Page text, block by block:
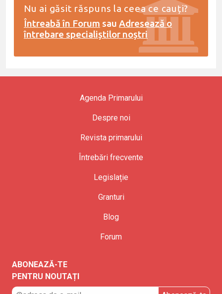
Nu ai găsit răspuns la ceea ce cauți?
Întreabă în Forum sau Adresează o
întrebare specialiștilor noștri
Agenda Primarului
Despre noi
Revista primarului
Întrebări frecvente
Legislație
Granturi
Blog
Forum
ABONEAZĂ-TE
PENTRU NOUTAȚI